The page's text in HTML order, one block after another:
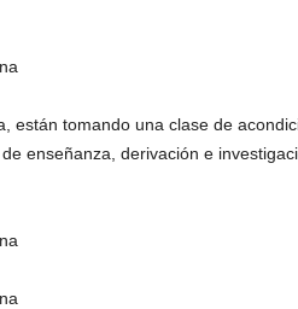
están tomando una clase de
enseñanza, derivación e